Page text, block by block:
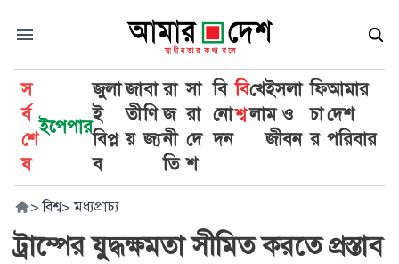
স
র্ব
শে
ষ
ইপেপার
জুলা
ই
বিপ্ল
ব
জা
তী
য়
বা
ণি
জ্য
রা
জ
নী
তি
সা
রা
দে
শ
বি
নো
দন
বি
শ্ব
খে
লা
ইসলা
ম ও
জীবন
ফি
চা
র
আমার
দেশ
পরিবার
> বিশ্ব> মধ্যপ্রাচ্য
ট্রাম্পের যুদ্ধক্ষমতা সীমিত করতে প্রস্তাব